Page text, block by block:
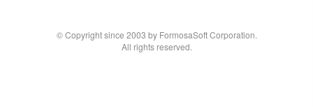
© Copyright since 2003 by FormosaSoft Corporation.
All rights reserved.